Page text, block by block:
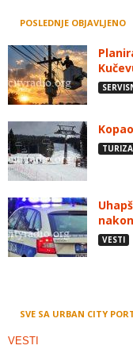
POSLEDNJE OBJAVLJENO
VESTI
SVE SA URBAN CITY
VESTI